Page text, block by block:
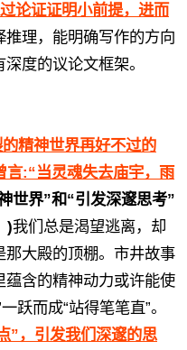
论证证明小前提，进而
推理，能明确写作的方向
度的议论文框架。
精神世界再好不过的
言:“当灵魂失去庙宇，雨
世界”和“引发深邃思考”
)我们总是渴望逃离，却
大殿的顶棚。市井故事
蕴含的精神动力或许能使
跃而成“站得笔笔直”。
”，引发我们深邃的思